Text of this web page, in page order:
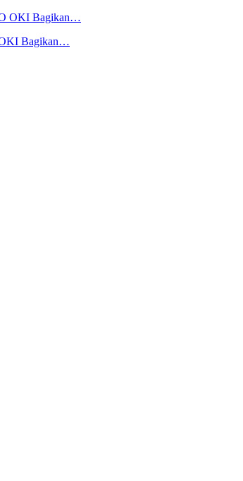
Bagikan…